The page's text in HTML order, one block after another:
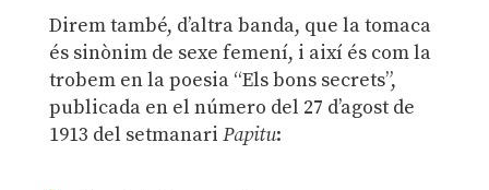
Direm també, d’altra banda, que la tomaca
és sinònim de sexe femení, i així és com la
trobem en la poesia “Els bons secrets”,
publicada en el número del 27 d’agost de
1913 del setmanari Papitu: